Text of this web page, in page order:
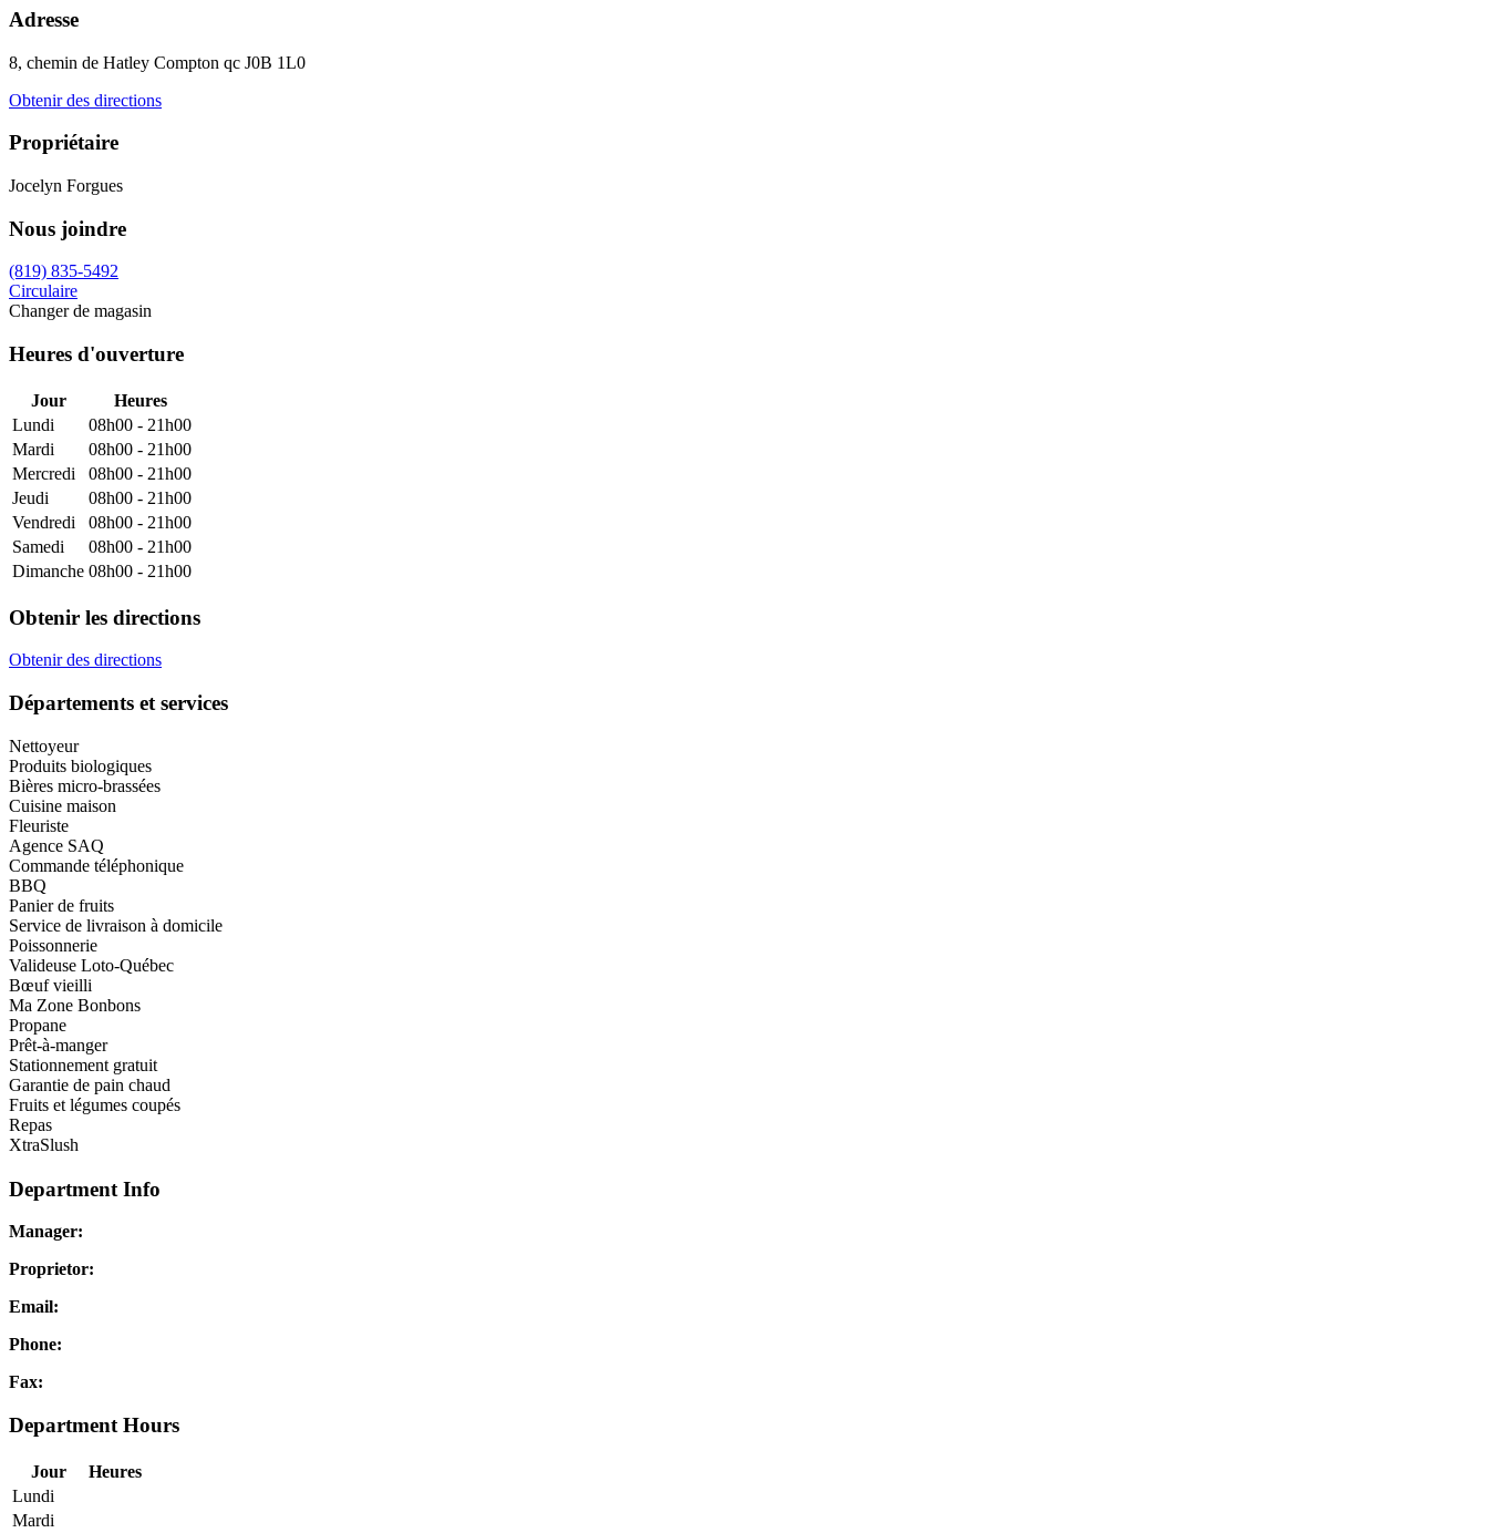
Adresse
8, chemin de Hatley Compton qc J0B 1L0
Obtenir des directions
Propriétaire
Jocelyn Forgues
Nous joindre
(819) 835-5492
Circulaire
Changer de magasin
Heures d'ouverture
Jour
Heures
Lundi
08h00 - 21h00
Mardi
08h00 - 21h00
Mercredi
08h00 - 21h00
Jeudi
08h00 - 21h00
Vendredi
08h00 - 21h00
Samedi
08h00 - 21h00
Dimanche 08h00 - 21h00
Obtenir les directions
Obtenir des directions
Départements et services
Nettoyeur
Produits biologiques
Bières micro-brassées
Cuisine maison
Fleuriste
Agence SAQ
Commande téléphonique
BBQ
Panier de fruits
Service de livraison à domicile
Poissonnerie
Valideuse Loto-Québec
Bœuf vieilli
Ma Zone Bonbons
Propane
Prêt-à-manger
Stationnement gratuit
Garantie de pain chaud
Fruits et légumes coupés
Repas
XtraSlush
Department Info
Manager:
Proprietor:
Email:
Phone:
Fax:
Department Hours
Jour
Heures
Lundi
Mardi